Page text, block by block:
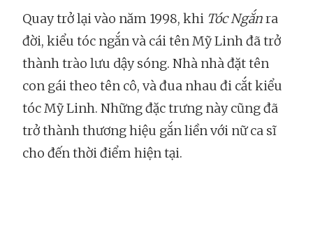
Quay trở lại vào năm 1998, khi Tóc Ngắnra
đời, kiểu tóc ngắn và cái tên Mỹ Linh đã trở
thành trào lưu dậy sóng. Nhà nhà đặt tên
con gái theo tên cô, và đua nhau đi cắt kiểu
tóc Mỹ Linh. Những đặc trưng này cũng đã
trở thành thương hiệu gắn liền với nữ ca sĩ
cho đến thời điểm hiện tại.